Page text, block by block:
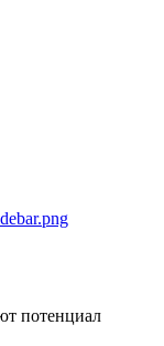
потенциал